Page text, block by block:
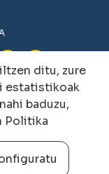
ditu, zure
estatistikoak
baduzu,
Politika